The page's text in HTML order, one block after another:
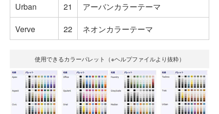
Urban
21
アーバンカラーテーマ
Verve
22 ネオンカラーテーマ
使用できるカラーパレット（※ヘルプファイルより抜粋）